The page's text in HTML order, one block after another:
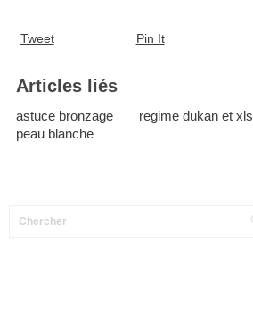
Tweet Pin It
Articles liés
astuce bronzage
peau blanche
regime dukan et xls